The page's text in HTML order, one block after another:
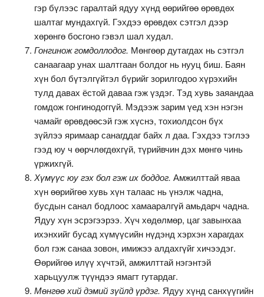
гэр бүлээс гаралтай ядуу хүнд өөрийгөө өрөвдөх
шалтаг мундахгүй. Гэхдээ өрөвдөх сэтгэл дээр
хөрөнгө босгоно гэвэл шал худал.
Гонгинож гомдоллодог. Мөнгөөр дутагдах нь сэтгэл
санаагаар унах шалтгаан болдог нь нууц биш. Баян
хүн бол бүтэлгүйтэл бүрийг зорилгодоо хүрэхийн
тулд давах ёстой даваа гэж үздэг. Тэд хувь заяандаа
гомдож гонгинодоггүй. Мэдээж зарим үед хэн нэгэн
чамайг өрөвдөөсэй гэж хүснэ, тохиолдсон бүх
зүйлээ яримаар санагддаг байх л даа. Гэхдээ тэглээ
гээд юу ч өөрчлөгдөхгүй, түрийвчин дэх мөнгө чинь
үржихгүй.
Хүмүүс юу гэх бол гэж их боддог. Амжилттай яваа
хүн өөрийгөө хувь хүн талаас нь үнэлж чадна,
бусдын санал бодлоос хамааралгүй амьдарч чадна.
Ядуу хүн эсрэгээрээ. Хүч хөдөлмөр, цаг завынхаа
ихэнхийг бусад хүмүүсийн нүдэнд хэрхэн харагдах
бол гэж санаа зовон, имижээ алдахгүйг хичээдэг.
Өөрийгөө илүү хүчтэй, амжилттай нэгэнтэй
харьцуулж түүндээ ямагт гутардаг.
Мөнгөө хий дэмий зүйлд үрдэг. Ядуу хүнд санхүүгийн